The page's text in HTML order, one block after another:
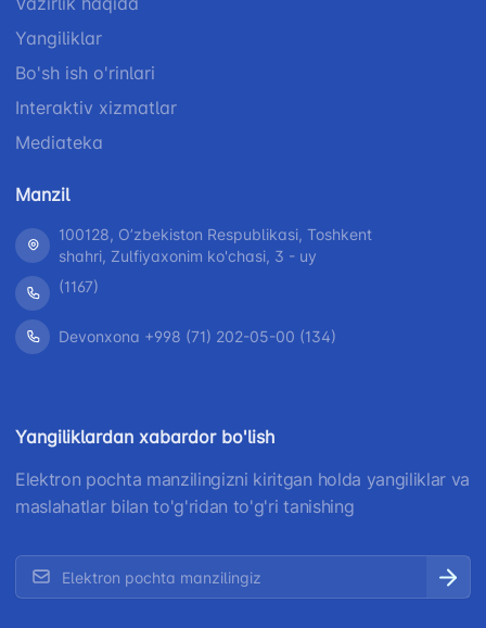
Yangiliklar
Bo'sh ish o'rinlari
Interaktiv xizmatlar
Mediateka
Manzil
100128, Oʼzbekiston Respublikasi, Toshkent
shahri, Zulfiyaxonim ko'chasi, 3 - uy
(1167)
Devonxona +998 (71) 202-05-00 (134)
Yangiliklardan xabardor bo'lish
Elektron pochta manzilingizni kiritgan holda yangiliklar va
maslahatlar bilan to'g'ridan to'g'ri tanishing